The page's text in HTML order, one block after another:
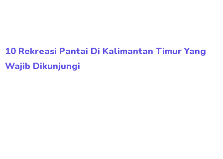
10 Rekreasi Pantai Di Kalimantan Timur Yang
Wajib Dikunjungi